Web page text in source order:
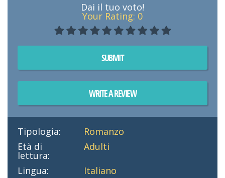
Dai il tuo voto!
Your Rating: 0
SUBMIT
WRITE A REVIEW
Tipologia:
Romanzo
Età di
lettura:
Adulti
Lingua:
Italiano